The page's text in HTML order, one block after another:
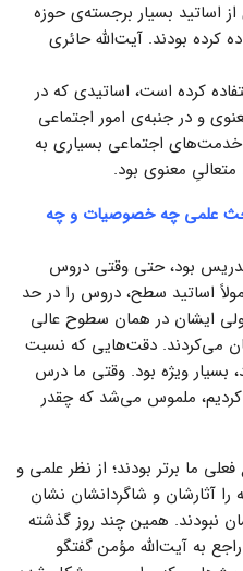
اساتید بسیار برجسته‌ی حوزه
کرده بودند. آیت‌الله حائری
کرده است، اساتیدی که در
و در جنبه‌ی امور اجتماعی
خدمت‌های اجتماعی بسیاری به
معنوی بود.
علمی چه خصوصیات و چه
بود، حتی وقتی دروس
اساتید سطح، دروس را در حد
ایشان در همان سطوح عالی
می‌کردند. دقت‌هایی که نسبت
بسیار ویژه بود. وقتی ما درس
ملموس می‌شد که چقدر
ما برتر بودند؛ از نظر علمی و
آثارشان و شاگردانشان نشان
نبودند. همین چند روز گذشته
به آیت‌الله مؤمن گفتگو